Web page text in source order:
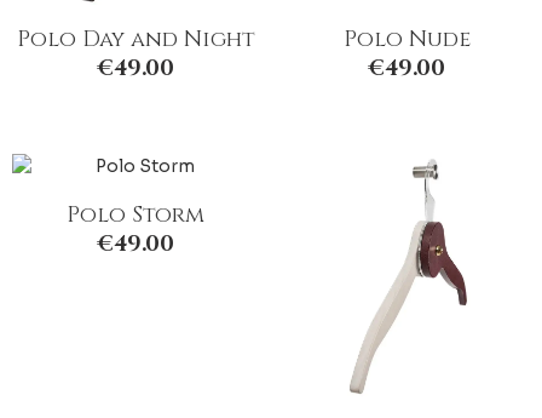
Polo Day and Night
€49.00
Polo Nude
€49.00
Polo Storm
€49.00